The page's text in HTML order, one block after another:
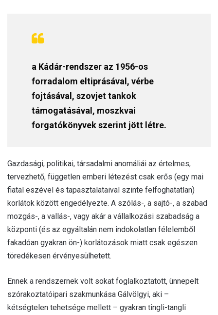
a Kádár-rendszer az 1956-os
forradalom eltiprásával, vérbe
fojtásával, szovjet tankok
támogatásával, moszkvai
forgatókönyvek szerint jött létre.
Gazdasági, politikai, társadalmi anomáliái az értelmes,
tervezhető, független emberi létezést csak erős (egy mai
fiatal eszével és tapasztalataival szinte felfoghatatlan)
korlátok között engedélyezte. A szólás-, a sajtó-, a szabad
mozgás-, a vallás-, vagy akár a vállalkozási szabadság a
központi (és az egyáltalán nem indokolatlan félelemből
fakadóan gyakran ön-) korlátozások miatt csak egészen
töredékesen érvényesülhetett.
Ennek a rendszernek volt sokat foglalkoztatott, ünnepelt
szórakoztatóipari szakmunkása Gálvölgyi, aki –
kétségtelen tehetsége mellett – gyakran tingli-tangli